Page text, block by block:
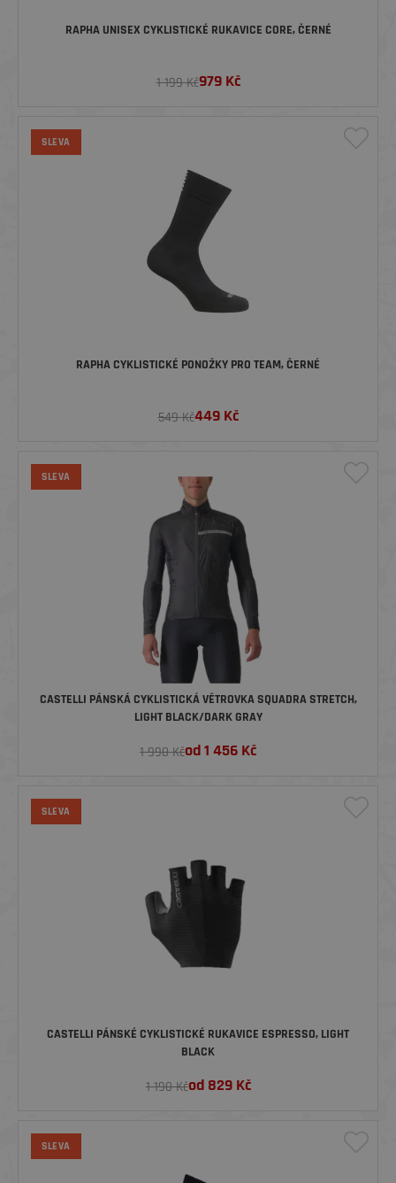
RAPHA UNISEX CYKLISTICKÉ RUKAVICE CORE, ČERNÉ
1 199 Kč979Kč
SLEVA
RAPHA CYKLISTICKÉ PONOŽKY PRO TEAM, ČERNÉ
549 Kč449Kč
SLEVA
CASTELLI PÁNSKÁ CYKLISTICKÁ VĚTROVKA SQUADRA STRETCH,
LIGHT BLACK/DARK GRAY
1 990 Kčod1 456 Kč
SLEVA
CASTELLI PÁNSKÉ CYKLISTICKÉ RUKAVICE ESPRESSO, LIGHT
BLACK
1 190 Kčod 829Kč
SLEVA